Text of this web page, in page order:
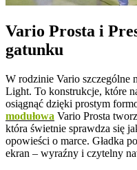
Vario Prosta i
gatunku
W rodzinie Vario szczególne
Light. To konstrukcje, które
osiągnąć dzięki prostym
modułowa Vario Prosta
która świetnie sprawdza się
opowieści o marce. Gładka
ekran – wyraźny i czytelny